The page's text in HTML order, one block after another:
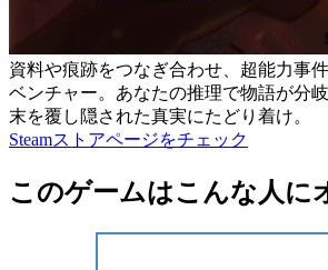
資料や痕跡をつなぎ合わせ、超能力事
ベンチャー。あなたの推理で物語が分
末を覆し隠された真実にたどり着け。
Steamストアページをチェック
このゲームはこんな人に